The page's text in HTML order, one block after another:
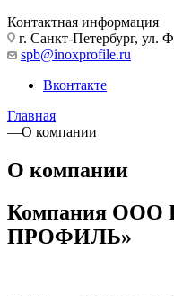
Контактная информация
г. Санкт-Петербург, ул.
spb@inoxprofile.ru
Вконтакте
Главная
—О компании
О компании
Компания
ПРОФИЛЬ»